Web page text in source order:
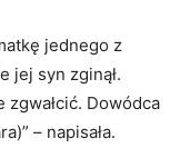
jednego z
jej syn zginął.
zgwałcić. Dowódca
– napisała.